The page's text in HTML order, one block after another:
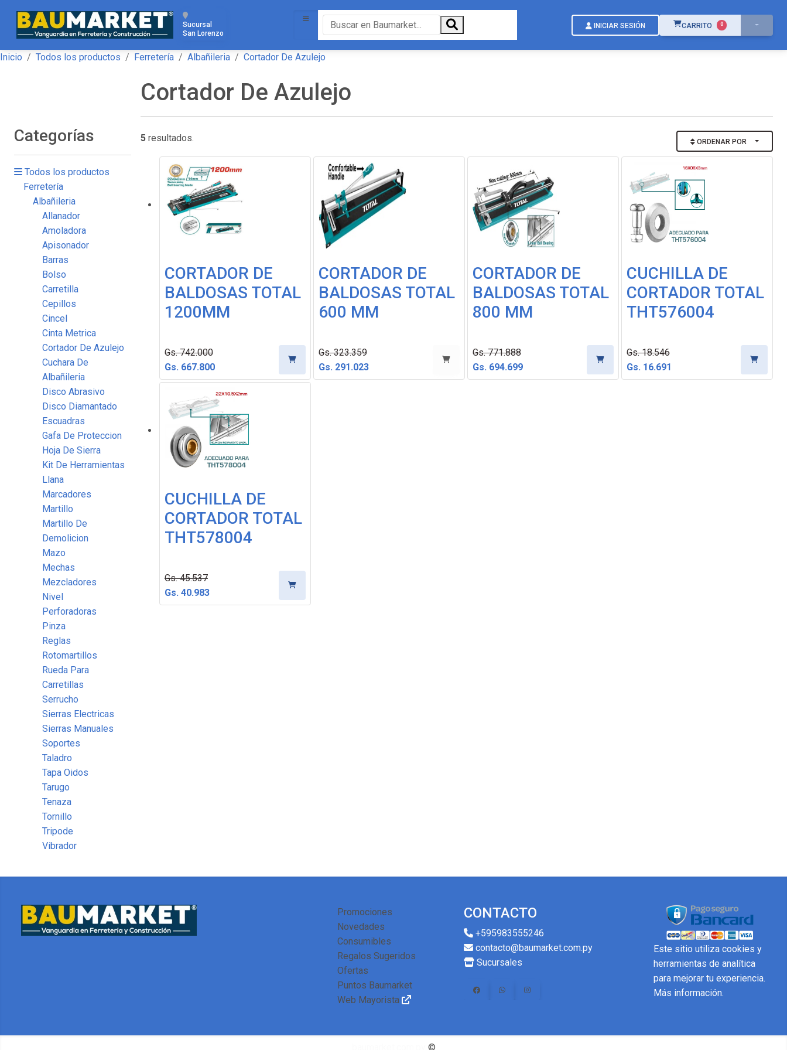
Sucursal
San Lorenzo
INICIAR SESIÓN CARRITO 0ÍTEMS EN EL CARRITO
Inicio Todos los productos Ferretería Albañileria Cortador De Azulejo
Cortador De Azulejo
Categorías
Todos los productos
Ferretería
Albañileria
Allanador
Amoladora
Apisonador
Barras
Bolso
Carretilla
Cepillos
Cincel
Cinta Metrica
Cortador De Azulejo
Cuchara De
Albañileria
Disco Abrasivo
Disco Diamantado
Escuadras
Gafa De Proteccion
Hoja De Sierra
Kit De Herramientas
Llana
Marcadores
Martillo
Martillo De
Demolicion
Mazo
Mechas
Mezcladores
Nivel
Perforadoras
Pinza
Reglas
Rotomartillos
Rueda Para
Carretillas
Serrucho
Sierras Electricas
Sierras Manuales
Soportes
Taladro
Tapa Oidos
Tarugo
Tenaza
Tornillo
Tripode
Vibrador
5 resultados. ORDENAR POR
CORTADOR DE
BALDOSAS TOTAL
1200MM
Gs. 742.000
Gs. 667.800
CORTADOR DE
BALDOSAS TOTAL
600 MM
Gs. 323.359
Gs. 291.023
CORTADOR DE
BALDOSAS TOTAL
800 MM
Gs. 771.888
Gs. 694.699
CUCHILLA DE
CORTADOR TOTAL
THT576004
Gs. 18.546
Gs. 16.691
CUCHILLA DE
CORTADOR TOTAL
THT578004
Gs. 45.537
Gs. 40.983
Promociones
Novedades
Consumibles
Regalos Sugeridos
Ofertas
Puntos Baumarket
Web Mayorista
CONTACTO
+595983555246
contacto@baumarket.com.py
Sucursales
Este sitio utiliza cookies y
herramientas de analítica
para mejorar tu experiencia.
Más información.
©